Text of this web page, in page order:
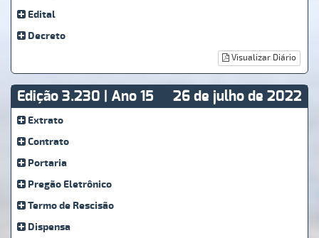
Edital
Decreto
Visualizar Diário
Edição 3.230 | Ano 15 26 de julho de 2022
Extrato
Contrato
Portaria
Pregão Eletrônico
Termo de Rescisão
Dispensa